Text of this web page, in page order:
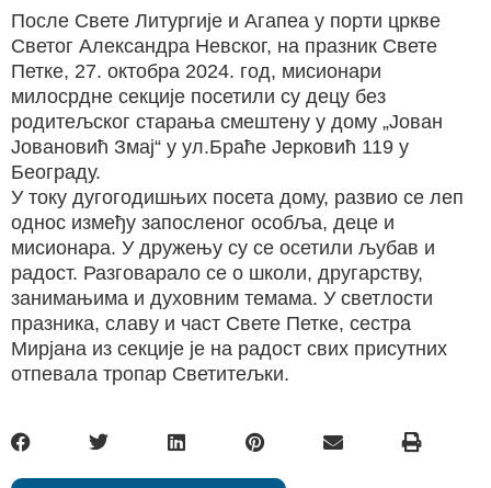
После Свете Литургије и Агапеа у порти цркве
Светог Александра Невског, на празник Свете
Петке, 27. октобра 2024. год, мисионари
милосрдне секције посетили су децу без
родитељског старања смештену у дому „Јован
Јовановић Змај“ у ул.Браће Јерковић 119 у
Београду.
У току дугогодишњих посета дому, развио се леп
однос између запосленог особља, деце и
мисионара. У дружењу су се осетили љубав и
радост. Разговарало се о школи, другарству,
занимањима и духовним темама. У светлости
празника, славу и част Свете Петке, сестра
Мирјана из секције је на радост свих присутних
отпевала тропар Светитељки.